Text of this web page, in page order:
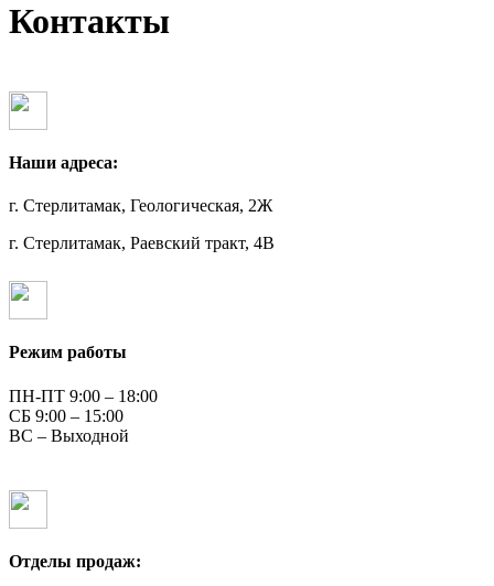
Контакты
Наши адреса:
г. Стерлитамак, Геологическая, 2Ж
г. Стерлитамак, Раевский тракт, 4В
Режим работы
ПН-ПТ 9:00 – 18:00
СБ 9:00 – 15:00
ВС – Выходной
Отделы продаж: